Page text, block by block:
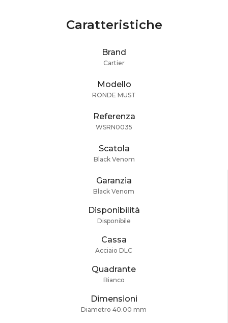
Caratteristiche
Brand
Cartier
Modello
RONDE MUST
Referenza
WSRN0035
Scatola
Black Venom
Garanzia
Black Venom
Disponibilità
Disponibile
Cassa
Acciaio DLC
Quadrante
Bianco
Dimensioni
Diametro 40.00 mm